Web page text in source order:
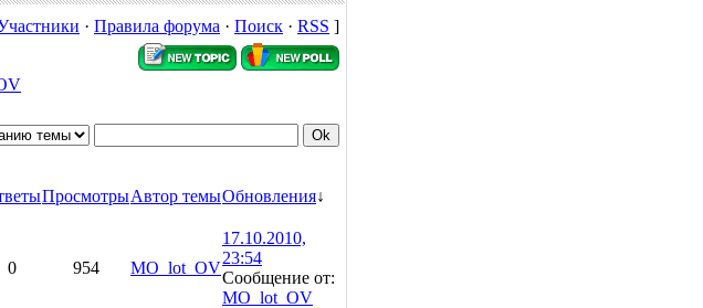
· Правила форума · Поиск · RSS ]
ПросмотрыАвтор темыОбновления↓
0 954 MO_lot_OV
17.10.2010,
23:54
Сообщение от:
MO_lot_OV